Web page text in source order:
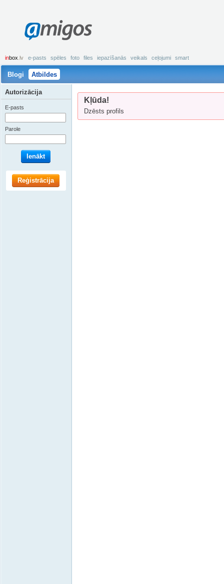
amigos
inbox .lv e-pasts spēles foto files iepazīšanās veikals ceļojumi smart
Blogi Atbildes
Kļūda!
Dzēsts profils
Autorizācija
E-pasts
Parole
Ienākt
Reģistrācija